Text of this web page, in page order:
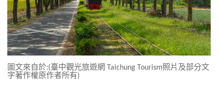
圖文來自於:(臺中觀光旅遊網 Taichung Tourism照片及部分文
字著作權原作者所有)